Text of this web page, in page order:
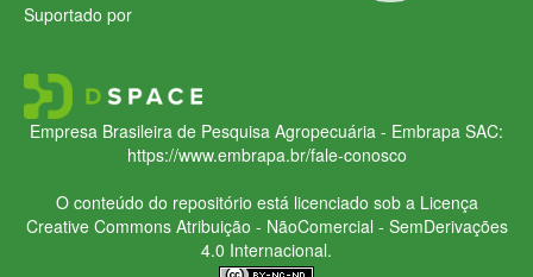
Suportado por
Empresa Brasileira de Pesquisa Agropecuária - Embrapa SAC:
https://www.embrapa.br/fale-conosco
O conteúdo do repositório está licenciado sob a Licença
Creative CommonsAtribuição - NãoComercial - SemDerivações
4.0 Internacional.